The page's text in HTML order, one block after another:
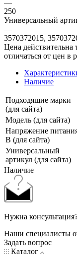
—
250
Универсальный
—
3570372015,
Цена действительна
отличаться от цен в
Наличие
Подходящие марки
(для сайта)
Модель (для сайта)
Напряжение
В (для сайта)
Универсальный
артикул (для сайта)
Наличие
Нужна
Наши специалисты
Задать вопрос
Каталог